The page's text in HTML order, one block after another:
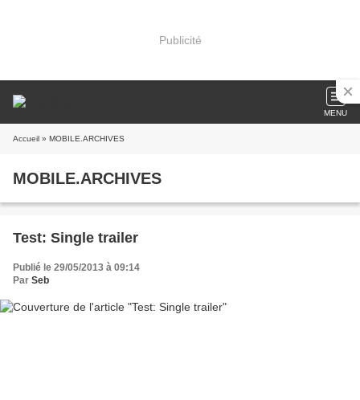
Publicité
MENU
Accueil » MOBILE.ARCHIVES
MOBILE.ARCHIVES
Test: Single trailer
Publié le 29/05/2013 à 09:14
Par Seb